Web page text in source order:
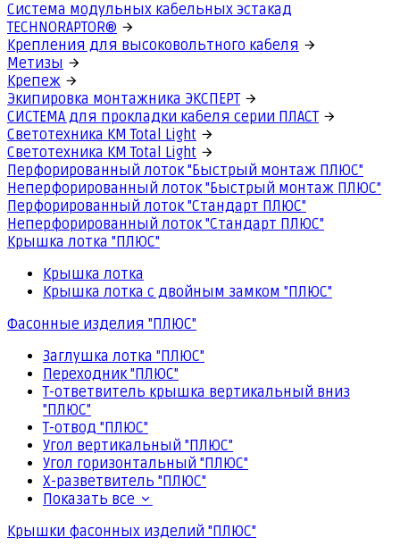
Система модульных кабельных эстакад
TECHNORAPTOR®
Крепления для высоковольтного кабеля
Метизы
Крепеж
Экипировка монтажника ЭКСПЕРТ
СИСТЕМА для прокладки кабеля серии ПЛАСТ
Светотехника КМ Total Light
Светотехника КМ Total Light
Перфорированный лоток "Быстрый монтаж ПЛЮС"
Неперфорированный лоток "Быстрый монтаж ПЛЮС"
Перфорированный лоток "Стандарт ПЛЮС"
Неперфорированный лоток "Стандарт ПЛЮС"
Крышка лотка "ПЛЮС"
Крышка лотка
Крышка лотка с двойным замком "ПЛЮС"
Фасонные изделия "ПЛЮС"
Заглушка лотка "ПЛЮС"
Переходник "ПЛЮС"
Т-ответвитель крышка вертикальный вниз
"ПЛЮС"
Т-отвод "ПЛЮС"
Угол вертикальный "ПЛЮС"
Угол горизонтальный "ПЛЮС"
Х-разветвитель "ПЛЮС"
Показать все
Крышки фасонных изделий "ПЛЮС"